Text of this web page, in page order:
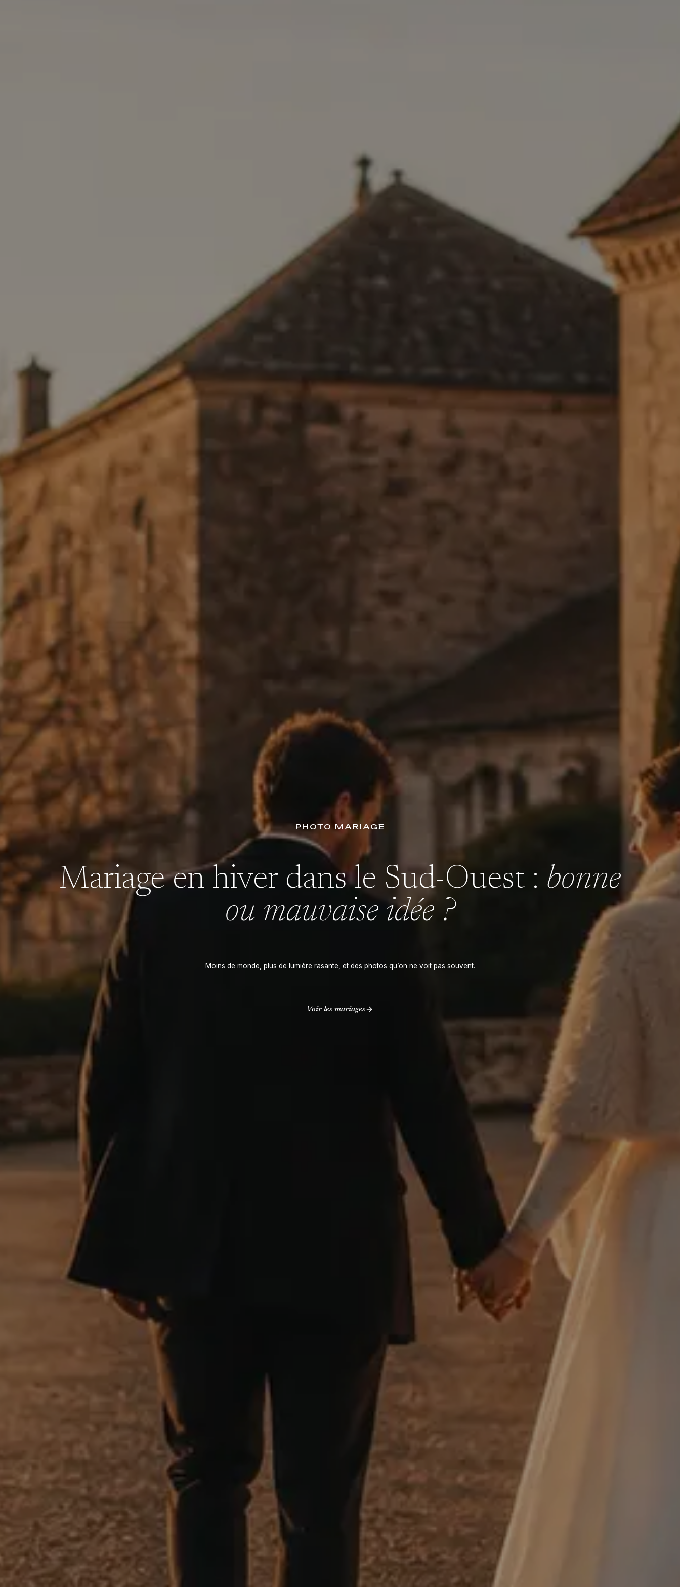
PHOTO MARIAGE
Mariage en hiver dans le Sud-Ouest : bonne
ou mauvaise idée ?
Moins de monde, plus de lumière rasante, et des photos qu’on ne voit pas souvent.
Voir les mariages